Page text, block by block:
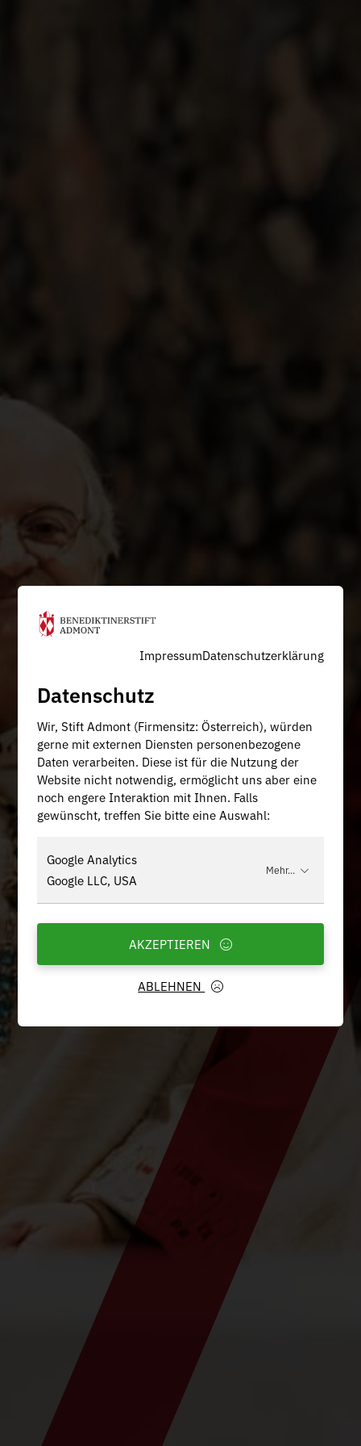
ImpressumDatenschutzerklärung
Datenschutz
Wir, Stift Admont (Firmensitz: Österreich), würden
gerne mit externen Diensten personenbezogene
Daten verarbeiten. Diese ist für die Nutzung der
Website nicht notwendig, ermöglicht uns aber eine
noch engere Interaktion mit Ihnen. Falls
gewünscht, treffen Sie bitte eine Auswahl:
Google Analytics
Google LLC, USA
Mehr...
ABLEHNEN
AKZEPTIEREN